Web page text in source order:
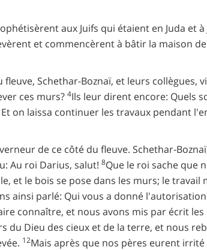
aux Juifs qui étaient en Juda et
et commencèrent à bâtir la maison
Schethar-Boznaï, et leurs
ces murs? 4Ils leur dirent encore: Quels
on laissa continuer les travaux pendant
de ce côté du fleuve. Schethar-
Au roi Darius, salut! 8Que le roi sache que
et le bois se pose dans les murs; le
ainsi parlé: Qui vous a donné
connaître, et nous avons mis par écrit
du Dieu des cieux et de la terre, et nous
12Mais après que nos pères eurent